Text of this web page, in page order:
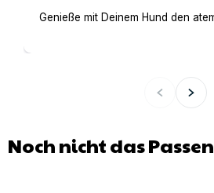
Genieße mit Deinem Hund den
Noch nicht das